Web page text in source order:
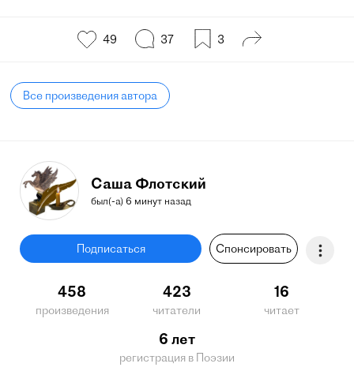
49 37 3
Все произведения автора
Саша Флотский
был(-а) 6 минут назад
Подписаться Спонсировать
458
произведения
423
читатели
16
читает
6 лет
регистрация в Поэзии